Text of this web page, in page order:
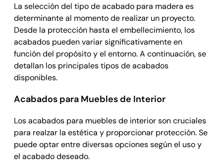
La selección del tipo de acabado para madera es
determinante al momento de realizar un proyecto.
Desde la protección hasta el embellecimiento, los
acabados pueden variar significativamente en
función del propósito y el entorno. A continuación, se
detallan los principales tipos de acabados
disponibles.
Acabados para Muebles de Interior
Los acabados para muebles de interior son cruciales
para realzar la estética y proporcionar protección. Se
puede optar entre diversas opciones según el uso y
el acabado deseado.